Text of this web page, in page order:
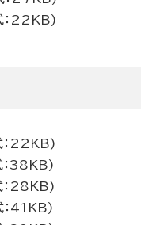
：22KB)
22KB)
38KB)
28KB)
41KB)